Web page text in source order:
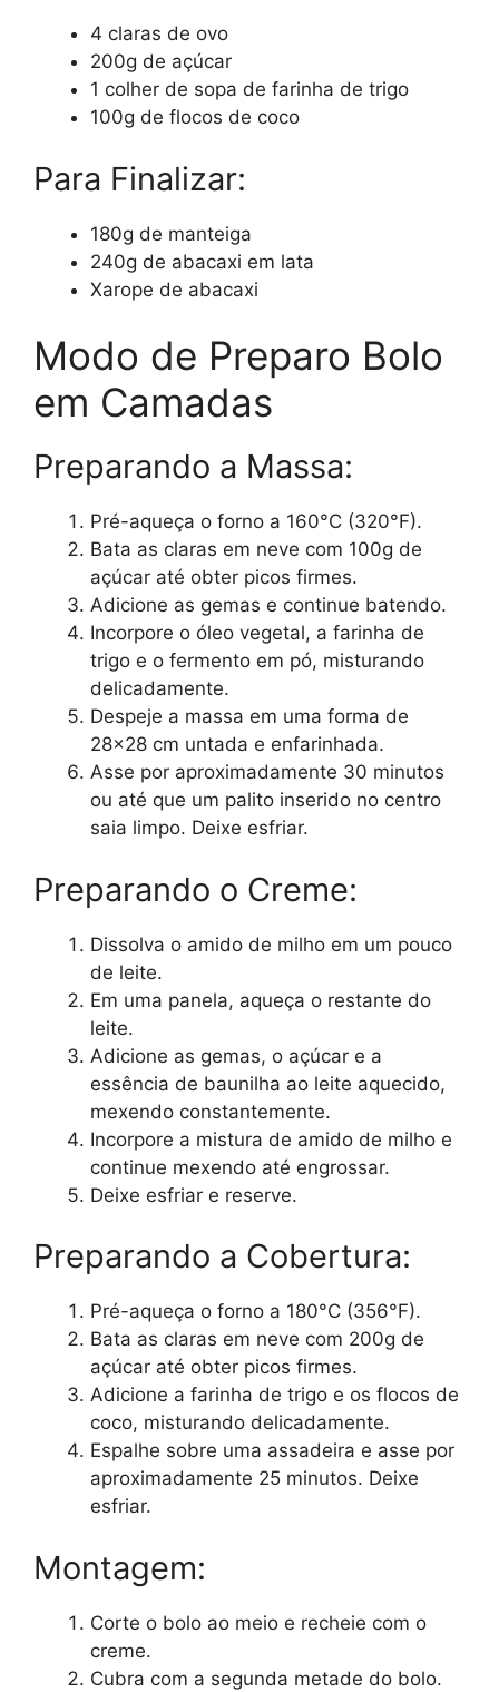
4 claras de ovo
200g de açúcar
1 colher de sopa de farinha de trigo
100g de flocos de coco
Para Finalizar:
180g de manteiga
240g de abacaxi em lata
Xarope de abacaxi
Modo de Preparo Bolo
em Camadas
Preparando a Massa:
Pré-aqueça o forno a 160°C (320°F).
Bata as claras em neve com 100g de
açúcar até obter picos firmes.
Adicione as gemas e continue batendo.
Incorpore o óleo vegetal, a farinha de
trigo e o fermento em pó, misturando
delicadamente.
Despeje a massa em uma forma de
28×28 cm untada e enfarinhada.
Asse por aproximadamente 30 minutos
ou até que um palito inserido no centro
saia limpo. Deixe esfriar.
Preparando o Creme:
Dissolva o amido de milho em um pouco
de leite.
Em uma panela, aqueça o restante do
leite.
Adicione as gemas, o açúcar e a
essência de baunilha ao leite aquecido,
mexendo constantemente.
Incorpore a mistura de amido de milho e
continue mexendo até engrossar.
Deixe esfriar e reserve.
Preparando a Cobertura:
Pré-aqueça o forno a 180°C (356°F).
Bata as claras em neve com 200g de
açúcar até obter picos firmes.
Adicione a farinha de trigo e os flocos de
coco, misturando delicadamente.
Espalhe sobre uma assadeira e asse por
aproximadamente 25 minutos. Deixe
esfriar.
Montagem:
Corte o bolo ao meio e recheie com o
creme.
Cubra com a segunda metade do bolo.